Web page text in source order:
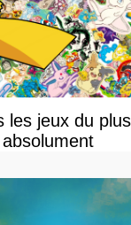
les jeux du plus